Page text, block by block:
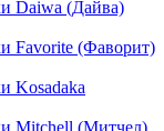
Daiwa (Дайва)
Favorite (Фаворит)
Kosadaka